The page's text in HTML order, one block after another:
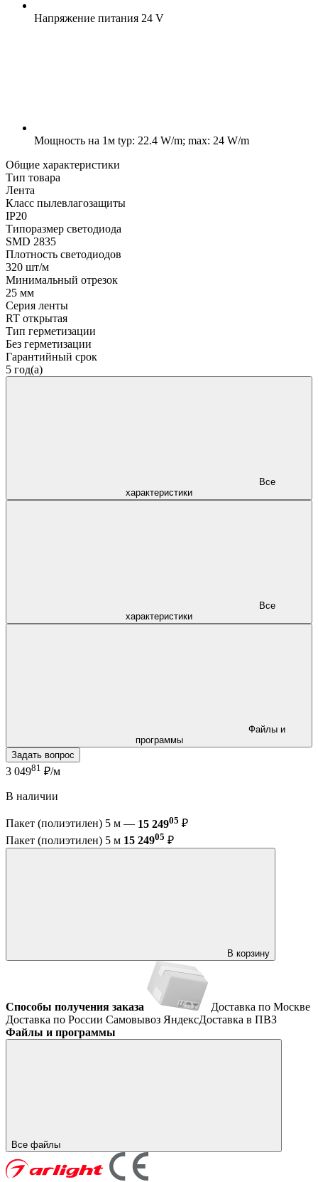
Напряжение питания 24 V
Мощность на 1м typ: 22.4 W/m; max: 24 W/m
Общие характеристики
Тип товара
Лента
Класс пылевлагозащиты
IP20
Типоразмер светодиода
SMD 2835
Плотность светодиодов
320 шт/м
Минимальный отрезок
25 мм
Серия ленты
RT открытая
Тип герметизации
Без герметизации
Гарантийный срок
5 год(а)
характеристики
характеристики
программы
Задать вопрос
3 04981 ₽/м
В наличии
Пакет (полиэтилен) 5 м — 15 24905 ₽
Пакет (полиэтилен) 5 м 15 24905 ₽
В корзину
Способы получения заказа
Доставка по Москве
Доставка по России Самовывоз ЯндексДоставка в ПВЗ
Файлы и программы
Все файлы